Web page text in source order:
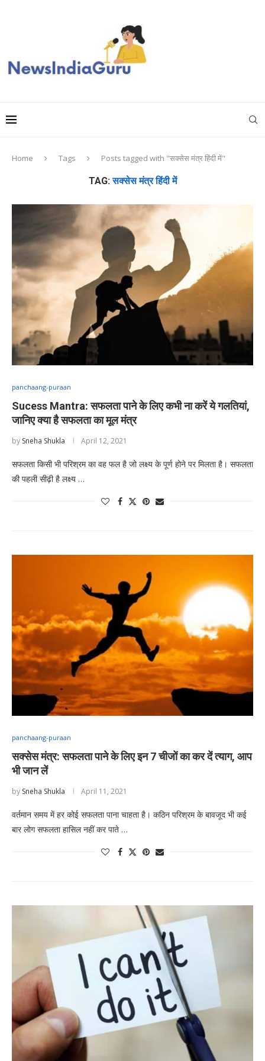
Home Tags Posts tagged with "सक्सेस मंत्र हिंदी में"
TAG:सक्सेस मंत्र हिंदी में
panchaang-puraan
Sucess Mantra: सफलता पाने के लिए कभी ना करें ये गलतियां,
जानिए क्या है सफलता का मूल मंत्र
by Sneha Shukla April 12, 2021
सफलता किसी भी परिश्रम का वह फल है जो लक्ष्य के पूर्ण होने पर मिलता है। सफलता
की पहली सीढ़ी है लक्ष्य …
panchaang-puraan
सक्सेस मंत्र: सफलता पाने के लिए इन 7 चीजों का कर दें त्याग, आप
भी जान लें
by Sneha Shukla April 11, 2021
वर्तमान समय में हर कोई सफलता पाना चाहता है। कठिन परिश्रम के बावजूद भी कई
बार लोग सफलता हासिल नहीं कर पाते …